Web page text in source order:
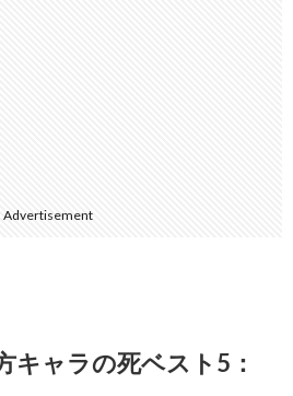
Advertisement
キャラの死ベスト5：